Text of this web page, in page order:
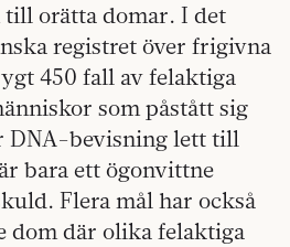
till orätta domar. I det
registret över frigivna
450 fall av felaktiga
som påstått sig
DNA-bevisning lett till
bara ett ögonvittne
Flera mål har också
dom där olika felaktiga